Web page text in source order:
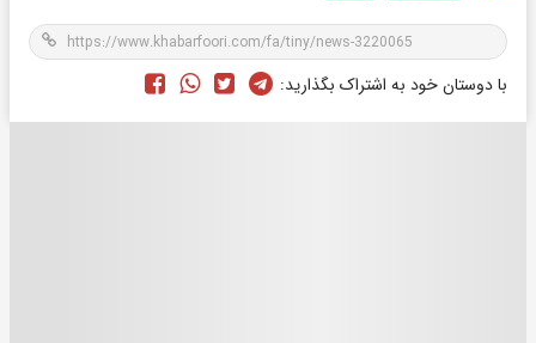
با دوستان خود به اشتراک بگذارید: